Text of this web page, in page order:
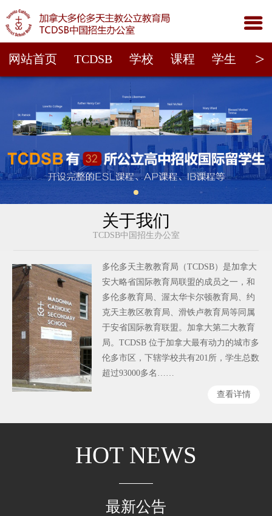

网站首页 TCDSB 学校 课程 学生 家
>
关于我们
TCDSB中国招生办公室
多伦多天主教教育局（TCDSB）是加拿大
安大略省国际教育局联盟的成员之一，和
多伦多教育局、渥太华卡尔顿教育局、约
克天主教区教育局、滑铁卢教育局等同属
于安省国际教育联盟。加拿大第二大教育
局。TCDSB 位于加拿大最有动力的城市多
伦多市区，下辖学校共有201所，学生总数
超过93000多名……
查看详情
HOT NEWS
最新公告